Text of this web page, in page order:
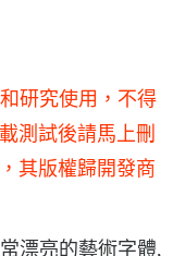
研究使用，不得
測試後請馬上刪
其版權歸開發商
漂亮的藝術字體,